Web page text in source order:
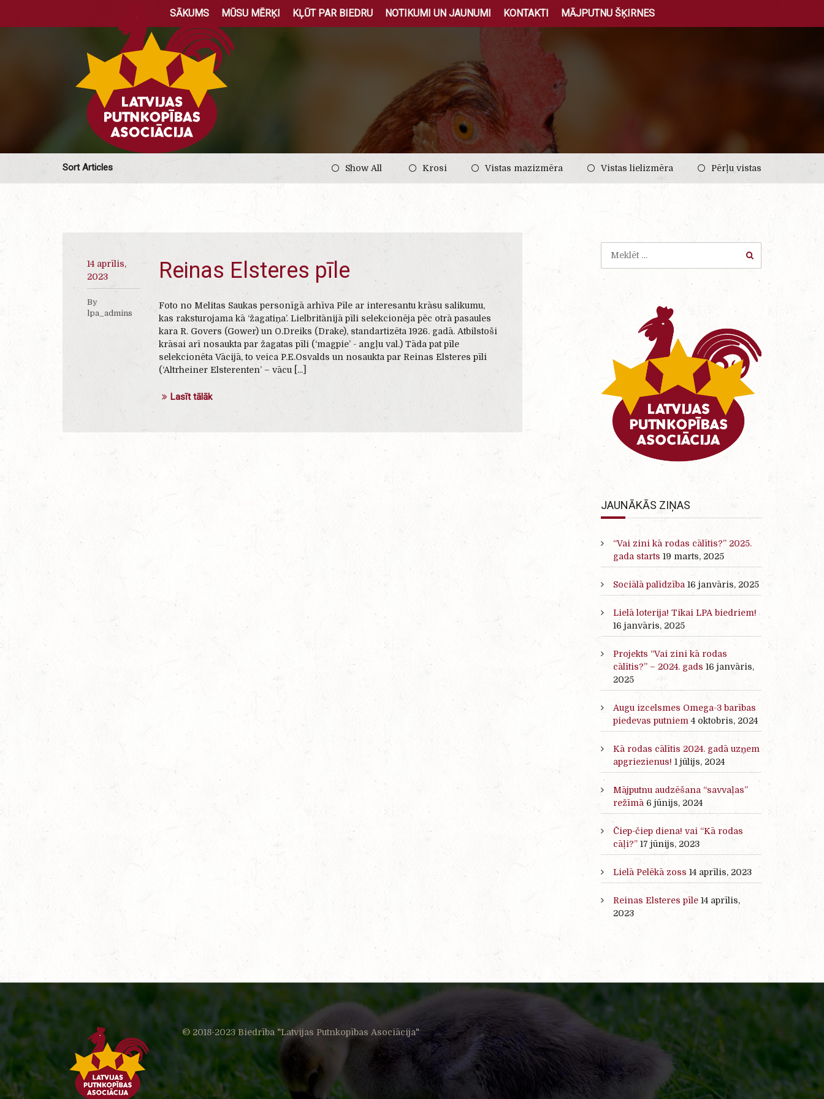
SĀKUMS MŪSU MĒRĶI KĻŪT PAR BIEDRU NOTIKUMI UN JAUNUMI KONTAKTI MĀJPUTNU ŠĶIRNES
Sort Articles Show All Krosi Vistas mazizmēra Vistas lielizmēra Pērļu vistas
14 aprīlis,
2023
By
lpa_admins
Reinas Elsteres pīle
Foto no Melitas Saukas personīgā arhīva Pīle ar interesantu krāsu salikumu,
kas raksturojama kā ‘žagatiņa’. Lielbritānijā pīli selekcionēja pēc otrā pasaules
kara R. Govers (Gower) un O.Dreiks (Drake), standartizēta 1926. gadā. Atbilstoši
krāsai arī nosaukta par žagatas pīli (‘magpie’ - angļu val.) Tāda pat pīle
selekcionēta Vācijā, to veica P.E.Osvalds un nosaukta par Reinas Elsteres pīli
(‘Altrheiner Elsterenten’ – vācu [...]
Lasīt tālāk
JAUNĀKĀS ZIŅAS
“Vai zini kā rodas cālītis?” 2025.
gada starts 19 marts, 2025
Sociālā palīdzība 16 janvāris, 2025
Lielā loterija! Tikai LPA biedriem!
16 janvāris, 2025
Projekts “Vai zini kā rodas
cālītis?” – 2024. gads 16 janvāris,
2025
Augu izcelsmes Omega-3 barības
piedevas putniem 4 oktobris, 2024
Kā rodas cālītis 2024. gadā uzņem
apgriezienus! 1 jūlijs, 2024
Mājputnu audzēšana “savvaļas”
režīmā 6 jūnijs, 2024
Čiep-čiep diena! vai “Kā rodas
cāļi?” 17 jūnijs, 2023
Lielā Pelēkā zoss 14 aprīlis, 2023
Reinas Elsteres pīle 14 aprīlis,
2023
© 2018-2023 Biedrība "Latvijas Putnkopības Asociācija"